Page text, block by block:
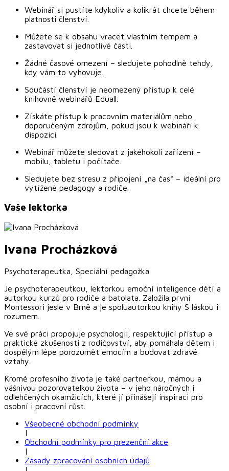
Webinář si pustíte kdykoliv a kolikrát chcete během
platnosti členství.
Můžete se k obsahu vracet vlastním tempem a
zastavovat si jednotlivé části.
Žádné časové omezení – sledujete pohodlně tehdy,
kdy vám to vyhovuje.
Součástí členství je neomezený přístup k celé
knihovně webinářů Eduall.
Získáte přístup k pracovním materiálům nebo
doporučeným zdrojům, pokud jsou k webináři k
dispozici.
Webinář můžete sledovat z jakéhokoli zařízení –
mobilu, tabletu i počítače.
Sledujete bez stresu z připojení „na čas“ – ideální pro
vytížené pedagogy a rodiče.
Vaše lektorka
Ivana Procházková
Psychoterapeutka, Speciální pedagožka
Je psychoterapeutkou, lektorkou emoční inteligence dětí a
autorkou kurzů pro rodiče a batolata. Založila první
Montessori jesle v Brně a je spoluautorkou knihy S láskou i
rozumem.
Ve své práci propojuje psychologii, respektující přístup a
praktické zkušenosti z rodičovství, aby pomáhala dětem i
dospělým lépe porozumět emocím a budovat zdravé
vztahy.
Kromě profesního života je také partnerkou, mámou a
vášnivou pozorovatelkou života – v jeho náročných i
odlehčených okamžicích, které jí přinášejí inspiraci pro
osobní i pracovní růst.
Všeobecné obchodní podmínky
|
Obchodní podmínky pro prezenční akce
|
Zásady zpracování osobních údajů